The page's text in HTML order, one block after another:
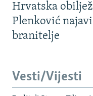
Hrvatska
Plenković
branitelje
Vesti/Vijesti